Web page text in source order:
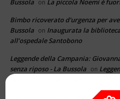
Bussola on La piccola Noemi è
Bimbo ricoverato d'urgenza per
Bussola on Inaugurata la biblioteca
all’ospedale Santobono
Leggende della Campania:
senza riposo - La Bussola on
Leggende della Campania: